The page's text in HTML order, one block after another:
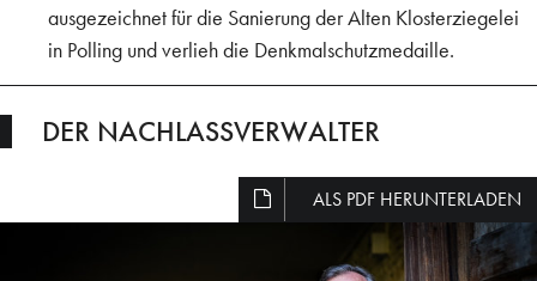
ausgezeichnet für die Sanierung der Alten Klosterziegelei
in Polling und verlieh die Denkmalschutzmedaille.
DER NACHLASSVERWALTER
ALS PDF HERUNTERLADEN